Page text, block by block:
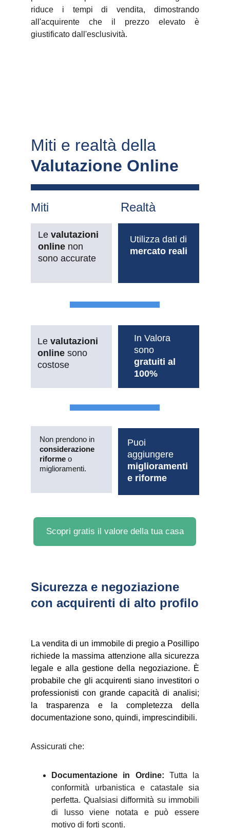
riduce i tempi di vendita, dimostrando
all'acquirente che il prezzo elevato è
giustificato dall'esclusività.
Scopri gratis il valore della tua casa
Miti e realtà della
Valutazione Online
Miti Realtà
Le valutazioni
online non
sono accurate
Le valutazioni
online sono
costose
Non prendono in
considerazione
riforme o
miglioramenti.
Utilizza dati di
mercato reali
In Valora
sono
gratuiti al
100%
Puoi
aggiungere
miglioramenti
e riforme
Sicurezza e negoziazione
con acquirenti di alto profilo
La vendita di un immobile di pregio a Posillipo
richiede la massima attenzione alla sicurezza
legale e alla gestione della negoziazione. È
probabile che gli acquirenti siano investitori o
professionisti con grande capacità di analisi;
la trasparenza e la completezza della
documentazione sono, quindi, imprescindibili.
Assicurati che:
Documentazione in Ordine: Tutta la
conformità urbanistica e catastale sia
perfetta. Qualsiasi difformità su immobili
di lusso viene notata e può essere
motivo di forti sconti.